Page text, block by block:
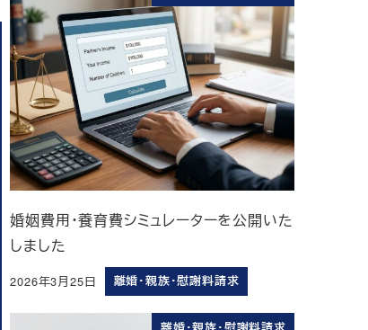
婚姻費用・養育費シミュレーターを公開いた
しました
投稿日
2026年3月25日 離婚・親族・慰謝料請求